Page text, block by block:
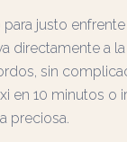
para justo
directamente a la
sin
en 10 minutos o
preciosa.